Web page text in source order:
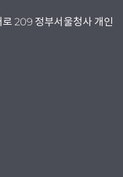
209 정부서울청사 개인